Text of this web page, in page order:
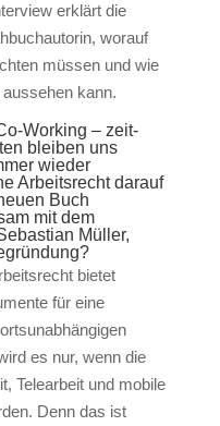
erklärt die
worauf
müssen und wie
kann.
Working – zeit-
bleiben uns
wieder
Arbeitsrecht darauf
Buch
mit dem
Müller,
bietet
für eine
es nur, wenn die
Telearbeit und mobile
Denn das ist